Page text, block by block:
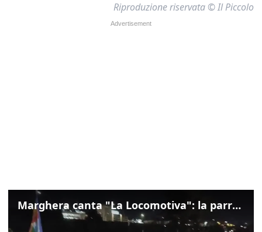
Riproduzione riservata © Il Piccolo
Marghera canta "La Locomotiva": la parrocchia della Cita ricorda Guccini